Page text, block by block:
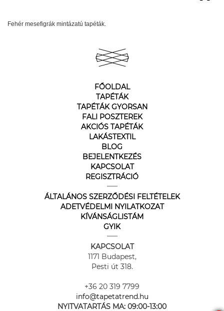
Fehér mesefigrák mintázatú tapéták.
FŐOLDAL
TAPÉTÁK
TAPÉTÁK GYORSAN
FALI POSZTEREK
AKCIÓS TAPÉTÁK
LAKÁSTEXTIL
BLOG
BEJELENTKEZÉS
KAPCSOLAT
REGISZTRÁCIÓ
ÁLTALÁNOS SZERZŐDÉSI FELTÉTELEK
ADETVÉDELMI NYILATKOZAT
KÍVÁNSÁGLISTÁM
GYIK
KAPCSOLAT
1171 Budapest,
Pesti út 318.
+36 20 319 7799
info@tapetatrend.hu
NYITVATARTÁS MA: 09:00-13:00